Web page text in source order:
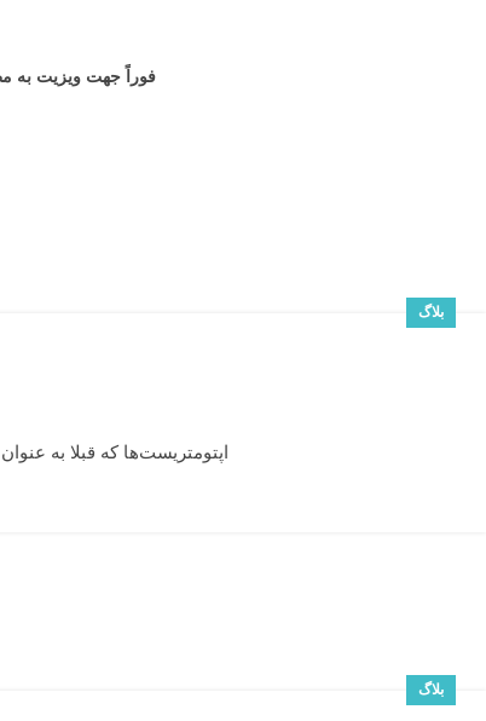
فوراً جهت ویزیت به
بلاگ
اپتومتریست‌ها که قبلا به
بلاگ